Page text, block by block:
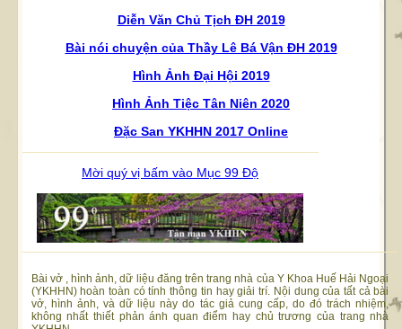
Diễn Văn Chủ Tịch ĐH 2019
Bài nói chuyện của Thầy Lê Bá Vận ĐH 2019
Hình Ảnh Đại Hội 2019
Hình Ảnh Tiệc Tân Niên 2020
Đặc San YKHHN 2017 Online
Mời quý vị bấm vào Mục 99 Độ
Bài vở , hình ảnh, dữ liệu đăng trên trang nhà của Y Khoa Huế Hải Ngoại
(YKHHN) hoàn toàn có tính thông tin hay giải trí. Nội dung của tất cả bài
vở, hình ảnh, và dữ liệu này do tác giả cung cấp, do đó trách nhiệm,
không nhất thiết phản ánh quan điểm hay chủ trương của trang nhà